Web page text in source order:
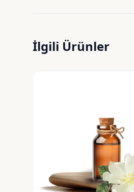
İlgili Ürünler